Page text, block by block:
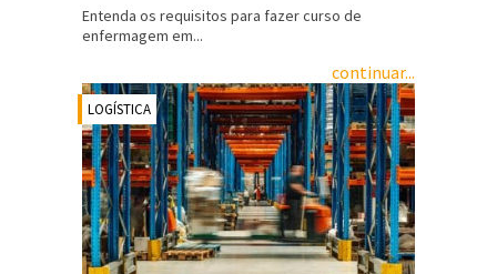
Entenda os requisitos para fazer curso de
enfermagem em...
continuar...
LOGÍSTICA